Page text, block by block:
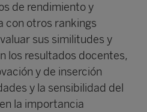
de rendimiento y
con otros rankings
sus similitudes y
los resultados docentes,
y de inserción
y la sensibilidad del
la importancia